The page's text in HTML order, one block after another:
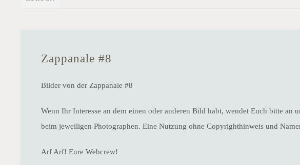
Zappanale #8
Bilder von der Zappanale #8
Wenn Ihr Interesse an dem einen oder anderen Bild habt, wendet Euch bitte
beim jeweiligen Photographen. Eine Nutzung ohne Copyrighthinweis und
Arf Arf! Eure Webcrew!